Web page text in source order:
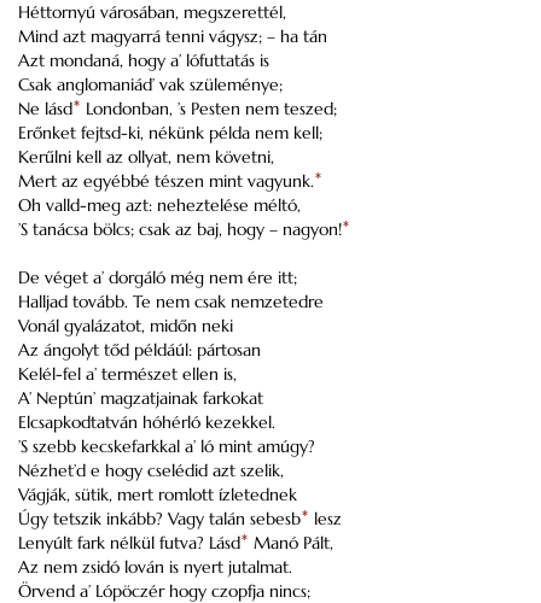
Héttornyú városában, megszerettél,
Mind azt magyarrá tenni vágysz; – ha tán
Azt mondaná, hogy a’ lófuttatás is
Csak anglomaniád’ vak szüleménye;
Ne lásd* Londonban, ’s Pesten nem teszed;
Erőnket fejtsd-ki, nékünk példa nem kell;
Kerűlni kell az ollyat, nem követni,
Mert az egyébbé tészen mint vagyunk.*
Oh valld-meg azt: neheztelése méltó,
’S tanácsa bölcs; csak az baj, hogy – nagyon!*
De véget a’ dorgáló még nem ére itt;
Halljad tovább. Te nem csak nemzetedre
Vonál gyalázatot, midőn neki
Az ángolyt tőd példáúl: pártosan
Kelél-fel a’ természet ellen is,
A’ Neptún’ magzatjainak farkokat
Elcsapkodtatván hóhérló kezekkel.
’S szebb kecskefarkkal a’ ló mint amúgy?
Nézhet’d e hogy cselédid azt szelik,
Vágják, sütik, mert romlott ízletednek
Úgy tetszik inkább? Vagy talán sebesb* lesz
Lenyúlt fark nélkül futva? Lásd* Manó Pált,
Az nem zsidó lován is nyert jutalmat.
Örvend a’ Lópöczér hogy czopfja nincs;